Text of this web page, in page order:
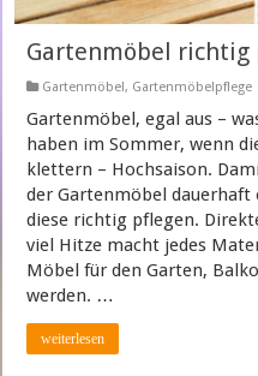
Gartenmöbel richtig
Gartenmöbel, Gartenmöbelpflege
Gartenmöbel, egal aus –
haben im Sommer, wenn
klettern – Hochsaison.
der Gartenmöbel dauerhaft
diese richtig pflegen.
viel Hitze macht jedes
Möbel für den Garten,
werden. …
weiterlesen